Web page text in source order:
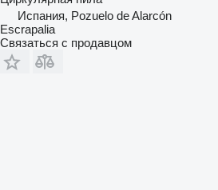
Испания, Pozuelo de Alarcón
Escrapalia
Связаться с продавцом